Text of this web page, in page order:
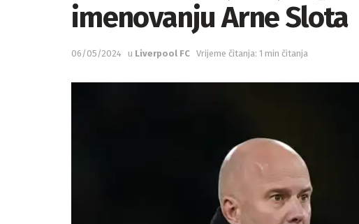
imenovanju Arne Slota
06/05/2024 u Liverpool FC Vrijeme čitanja: 1 min čitanja